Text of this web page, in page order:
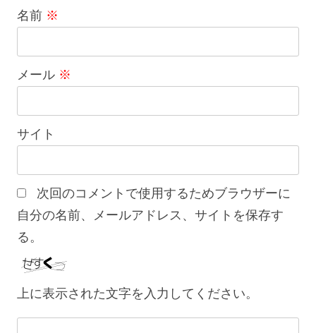
名前 ※
メール ※
サイト
次回のコメントで使用するためブラウザーに
自分の名前、メールアドレス、サイトを保存す
る。
上に表示された文字を入力してください。